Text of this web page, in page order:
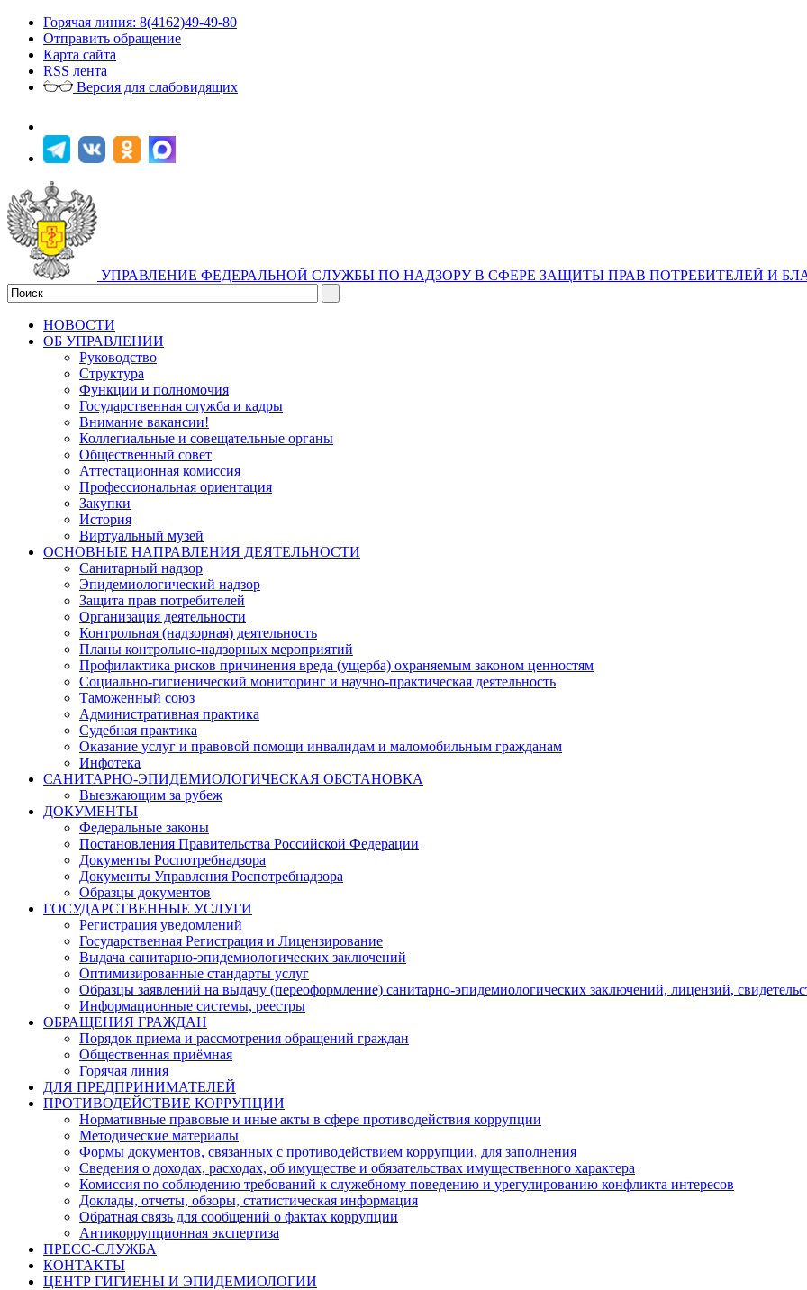
Горячая линия: 8(4162)49-49-80
Отправить обращение
Карта сайта
RSS лента
Версия для слабовидящих
УПРАВЛЕНИЕ ФЕДЕРАЛЬНОЙ СЛУЖБЫ ПО НАДЗОРУ В СФЕРЕ ЗАЩИТЫ ПРАВ ПОТРЕБИТЕЛЕЙ И
НОВОСТИ
ОБ УПРАВЛЕНИИ
Руководство
Структура
Функции и полномочия
Государственная служба и кадры
Внимание вакансии!
Коллегиальные и совещательные органы
Общественный совет
Аттестационная комиссия
Профессиональная ориентация
Закупки
История
Виртуальный музей
ОСНОВНЫЕ НАПРАВЛЕНИЯ ДЕЯТЕЛЬНОСТИ
Санитарный надзор
Эпидемиологический надзор
Защита прав потребителей
Организация деятельности
Контрольная (надзорная) деятельность
Планы контрольно-надзорных мероприятий
Профилактика рисков причинения вреда (ущерба) охраняемым законом ценностям
Социально-гигиенический мониторинг и научно-практическая деятельность
Таможенный союз
Административная практика
Судебная практика
Оказание услуг и правовой помощи инвалидам и маломобильным гражданам
Инфотека
САНИТАРНО-ЭПИДЕМИОЛОГИЧЕСКАЯ ОБСТАНОВКА
Выезжающим за рубеж
ДОКУМЕНТЫ
Федеральные законы
Постановления Правительства Российской Федерации
Документы Роспотребнадзора
Документы Управления Роспотребнадзора
Образцы документов
ГОСУДАРСТВЕННЫЕ УСЛУГИ
Регистрация уведомлений
Государственная Регистрация и Лицензирование
Выдача санитарно-эпидемиологических заключений
Оптимизированные стандарты услуг
Образцы заявлений на выдачу (переоформление) санитарно-эпидемиологических заключений, лицензий,
Информационные системы, реестры
ОБРАЩЕНИЯ ГРАЖДАН
Порядок приема и рассмотрения обращений граждан
Общественная приёмная
Горячая линия
ДЛЯ ПРЕДПРИНИМАТЕЛЕЙ
ПРОТИВОДЕЙСТВИЕ КОРРУПЦИИ
Нормативные правовые и иные акты в сфере противодействия коррупции
Методические материалы
Формы документов, связанных с противодействием коррупции, для заполнения
Сведения о доходах, расходах, об имуществе и обязательствах имущественного характера
Комиссия по соблюдению требований к служебному поведению и урегулированию конфликта интересов
Доклады, отчеты, обзоры, статистическая информация
Обратная связь для сообщений о фактах коррупции
Антикоррупционная экспертиза
ПРЕСС-СЛУЖБА
КОНТАКТЫ
ЦЕНТР ГИГИЕНЫ И ЭПИДЕМИОЛОГИИ